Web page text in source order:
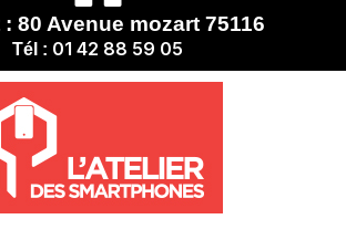
: 80 Avenue mozart 75116
Tél : 01 42 88 59 05